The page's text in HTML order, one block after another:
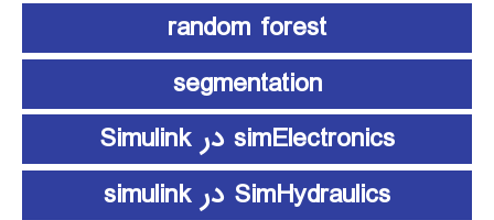
random forest
segmentation
simElectronics در Simulink
SimHydraulics در simulink